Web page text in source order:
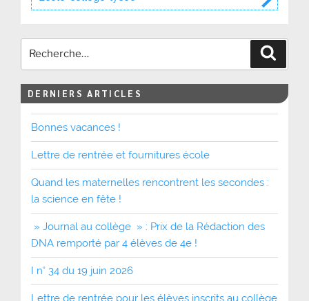
DERNIERS ARTICLES
Bonnes vacances !
Lettre de rentrée et fournitures école
Quand les maternelles rencontrent les secondes :
la science en fête !
» Journal au collège » : Prix de la Rédaction des
DNA remporté par 4 élèves de 4e !
I n° 34 du 19 juin 2026
Lettre de rentrée pour les élèves inscrits au collège